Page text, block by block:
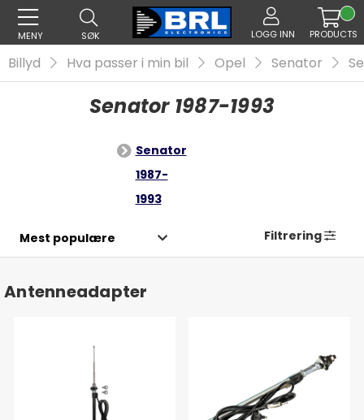
MENY SØK LOGG INN PRODUCTS
Billyd Hva passer i min bil Opel Senator
Senator 1987-1993
Senator
1987-
1993
Filtrering
Antenneadapter